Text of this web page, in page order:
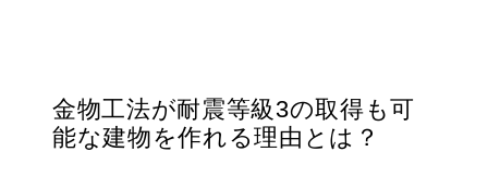
金物工法が耐震等級3の取得も可
能な建物を作れる理由とは？